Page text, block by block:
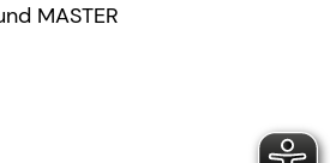
MASTER